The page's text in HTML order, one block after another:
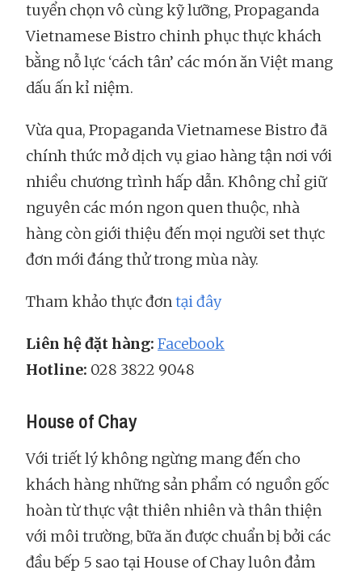
tuyển chọn vô cùng kỹ lưỡng, Propaganda
Vietnamese Bistro chinh phục thực khách
bằng nỗ lực ‘cách tân’ các món ăn Việt mang
dấu ấn kỉ niệm.
Vừa qua, Propaganda Vietnamese Bistro đã
chính thức mở dịch vụ giao hàng tận nơi với
nhiều chương trình hấp dẫn. Không chỉ giữ
nguyên các món ngon quen thuộc, nhà
hàng còn giới thiệu đến mọi người set thực
đơn mới đáng thử trong mùa này.
Tham khảo thực đơntại đây
Liên hệ đặt hàng: Facebook
Hotline: 028 3822 9048
House of Chay
Với triết lý không ngừng mang đến cho
khách hàng những sản phẩm có nguồn gốc
hoàn từ thực vật thiên nhiên và thân thiện
với môi trường, bữa ăn được chuẩn bị bởi các
đầu bếp 5 sao tại House of Chay luôn đảm